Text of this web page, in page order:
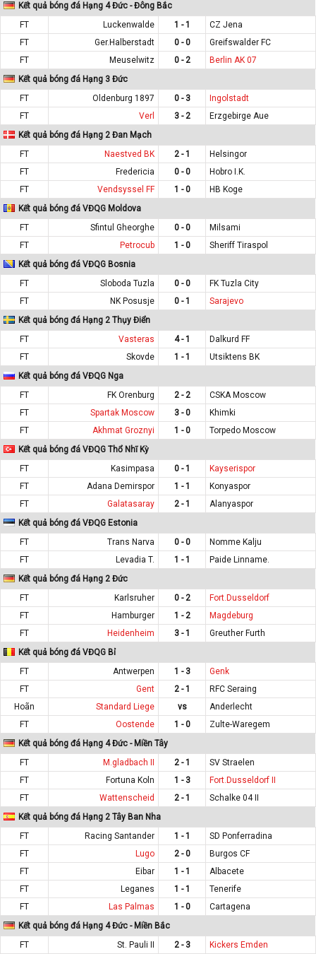
Kết quả bóng đá Hạng 4 Đức - Đông Bắc
FT
Luckenwalde 1 - 1
CZ Jena
FT
Ger.Halberstadt 0 - 0
Greifswalder FC
FT
Meuselwitz 0 - 2
Berlin AK 07
Kết quả bóng đá Hạng 3 Đức
FT
Oldenburg 1897 0 - 3
Ingolstadt
FT
Verl 3 - 2
Erzgebirge Aue
Kết quả bóng đá Hạng 2 Đan Mạch
FT
Naestved BK 2 - 1
Helsingor
FT
Fredericia 0 - 0
Hobro I.K.
FT
Vendsyssel FF 1 - 0
HB Koge
Kết quả bóng đá VĐQG Moldova
FT
Sfintul Gheorghe 0 - 0
Milsami
FT
Petrocub 1 - 0
Sheriff Tiraspol
Kết quả bóng đá VĐQG Bosnia
FT
Sloboda Tuzla 0 - 0
FK Tuzla City
FT
NK Posusje 0 - 1
Sarajevo
Kết quả bóng đá Hạng 2 Thụy Điển
FT
Vasteras 4 - 1
Dalkurd FF
FT
Skovde 1 - 1
Utsiktens BK
Kết quả bóng đá VĐQG Nga
FT
FK Orenburg 2 - 2
CSKA Moscow
FT
Spartak Moscow 3 - 0
Khimki
FT
Akhmat Groznyi 1 - 0
Torpedo Moscow
Kết quả bóng đá VĐQG Thổ Nhĩ Kỳ
FT
Kasimpasa 0 - 1
Kayserispor
FT
Adana Demirspor 1 - 1
Konyaspor
FT
Galatasaray 2 - 1
Alanyaspor
Kết quả bóng đá VĐQG Estonia
FT
Trans Narva 0 - 0
Nomme Kalju
FT
Levadia T. 1 - 1
Paide Linname.
Kết quả bóng đá Hạng 2 Đức
FT
Karlsruher 0 - 2
Fort.Dusseldorf
FT
Hamburger 1 - 2
Magdeburg
FT
Heidenheim 3 - 1
Greuther Furth
Kết quả bóng đá VĐQG Bỉ
FT
Antwerpen 1 - 3
Genk
FT
Gent 2 - 1
RFC Seraing
Hoãn
Standard Liege vs
Anderlecht
FT
Oostende 1 - 0
Zulte-Waregem
Kết quả bóng đá Hạng 4 Đức - Miền Tây
FT
M.gladbach II 2 - 1
SV Straelen
FT
Fortuna Koln 1 - 3
Fort.Dusseldorf II
FT
Wattenscheid 2 - 1
Schalke 04 II
Kết quả bóng đá Hạng 2 Tây Ban Nha
FT
Racing Santander 1 - 1
SD Ponferradina
FT
Lugo 2 - 0
Burgos CF
FT
Eibar 1 - 1
Albacete
FT
Leganes 1 - 1
Tenerife
FT
Las Palmas 1 - 0
Cartagena
Kết quả bóng đá Hạng 4 Đức - Miền Bắc
FT
St. Pauli II 2 - 3 Kickers Emden